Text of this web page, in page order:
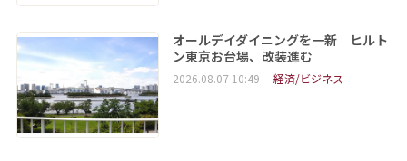
オールデイダイニングを一新 ヒルト
ン東京お台場、改装進む
2026.08.07 10:49 経済/ビジネス